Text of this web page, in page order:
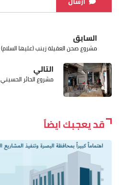
السابق
مشروع صحن العقيلة زينب (عليها السلام)
التالي
مشروع الحائر الحسيني
قد يعجبك ايضاً